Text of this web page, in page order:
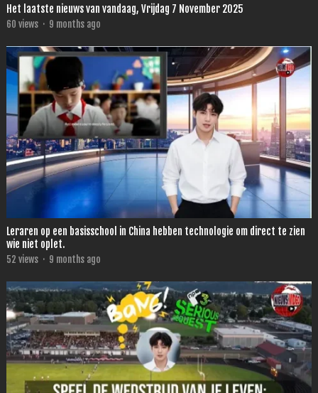
Het laatste nieuws van vandaag, Vrijdag 7 November 2025
60 views · 9 months ago
Leraren op een basisschool in China hebben technologie om direct te zien
wie niet oplet.
52 views · 9 months ago